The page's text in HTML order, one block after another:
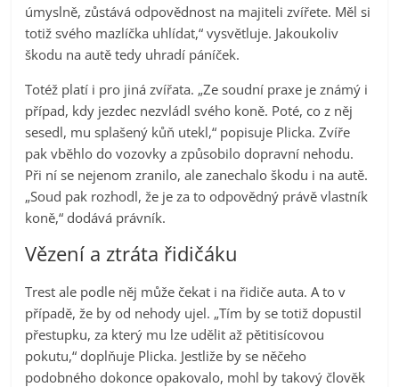
úmyslně, zůstává odpovědnost na majiteli zvířete. Měl si
totiž svého mazlíčka uhlídat,“ vysvětluje. Jakoukoliv
škodu na autě tedy uhradí páníček.
Totéž platí i pro jiná zvířata. „Ze soudní praxe je známý i
případ, kdy jezdec nezvládl svého koně. Poté, co z něj
sesedl, mu splašený kůň utekl,“ popisuje Plicka. Zvíře
pak vběhlo do vozovky a způsobilo dopravní nehodu.
Při ní se nejenom zranilo, ale zanechalo škodu i na autě.
„Soud pak rozhodl, že je za to odpovědný právě vlastník
koně,“ dodává právník.
Vězení a ztráta řidičáku
Trest ale podle něj může čekat i na řidiče auta. A to v
případě, že by od nehody ujel. „Tím by se totiž dopustil
přestupku, za který mu lze udělit až pětitisícovou
pokutu,“ doplňuje Plicka. Jestliže by se něčeho
podobného dokonce opakovalo, mohl by takový člověk